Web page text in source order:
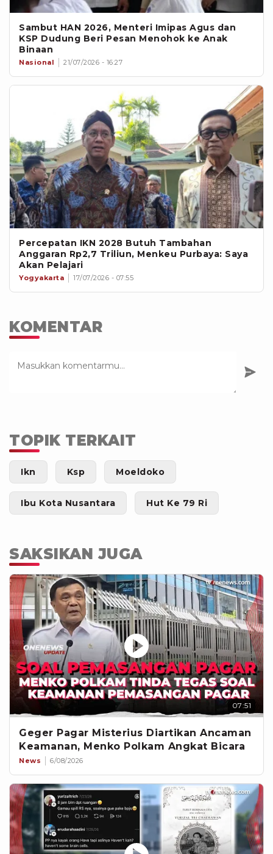
Sambut HAN 2026, Menteri Imipas Agus dan
KSP Dudung Beri Pesan Menohok ke Anak
Binaan
Nasional 21/07/2026 - 16:27
Percepatan IKN 2028 Butuh Tambahan
Anggaran Rp2,7 Triliun, Menkeu Purbaya: Saya
Akan Pelajari
Yogyakarta 17/07/2026 - 07:55
KOMENTAR
TOPIK TERKAIT
Ikn Ksp Moeldoko
Ibu Kota Nusantara Hut Ke 79 Ri
SAKSIKAN JUGA
07:51
Geger Pagar Misterius Diartikan Ancaman
Keamanan, Menko Polkam Angkat Bicara
News 6/08/2026